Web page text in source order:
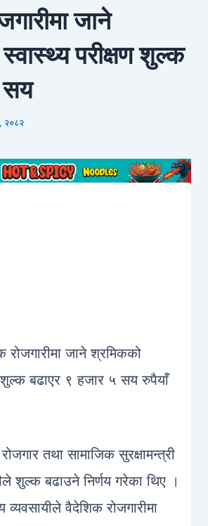
जाने
परीक्षण शुल्क
सय
२०८२
जाने श्रमिकको
शुल्क बढाएर ९ हजार ५ सय रुपैयाँ
तथा सामाजिक सुरक्षामन्त्री
शुल्क बढाउने निर्णय गरेका थिए ।
व्यवसायीले वैदेशिक रोजगारीमा